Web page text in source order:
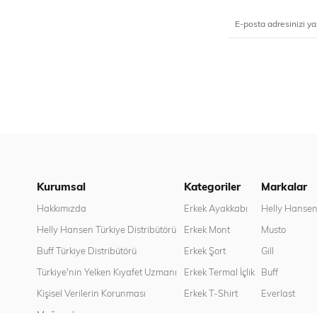
Kurumsal
Hakkımızda
Helly Hansen Türkiye Distribütörü
Buff Türkiye Distribütörü
Türkiye'nin Yelken Kıyafet Uzmanı
Kişisel Verilerin Korunması
Kategoriler
Erkek Ayakkabı
Erkek Mont
Erkek Şort
Erkek Termal İçlik
Erkek T-Shirt
Markalar
Helly Hansen
Musto
Gill
Buff
Everlast